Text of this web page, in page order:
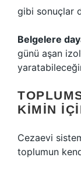
gibi sonuçlar
Belgelere
günü aşan
KIMIN
Cezaevi
toplumun